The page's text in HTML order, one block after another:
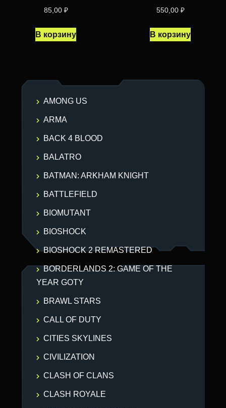
85,00 ₽
В корзину
550,00 ₽
В корзину
AMONG US
ARMA
BACK 4 BLOOD
BALATRO
BATMAN: ARKHAM KNIGHT
BATTLEFIELD
BIOMUTANT
BIOSHOCK
BIOSHOCK 2 REMASTERED
BORDERLANDS 2: GAME OF THE
YEAR GOTY
BRAWL STARS
CALL OF DUTY
CITIES SKYLINES
CIVILIZATION
CLASH OF CLANS
CLASH ROYALE